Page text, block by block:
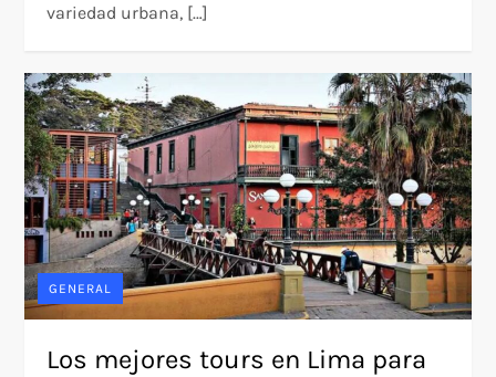
variedad urbana, […]
GENERAL
Los mejores tours en Lima para